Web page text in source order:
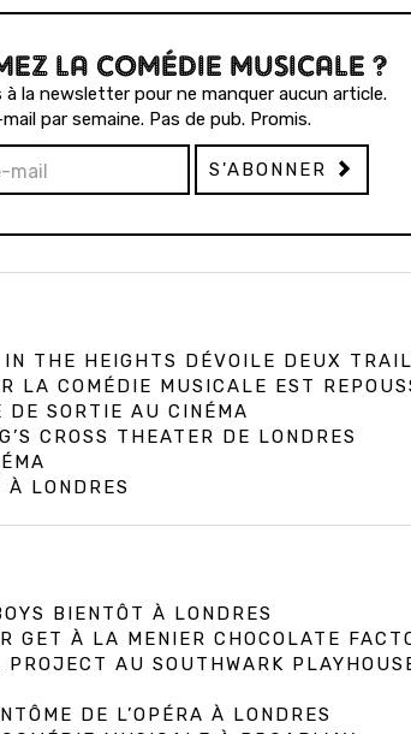
LA COMÉDIE MUSICALE ?
la newsletter pour ne manquer aucun article.
par semaine. Pas de pub. Promis.
S'ABONNER
THE HEIGHTS DÉVOILE DEUX
LA COMÉDIE MUSICALE EST
SORTIE AU CINÉMA
CROSS THEATER DE LONDRES
LONDRES
BIENTÔT À LONDRES
GET À LA MENIER CHOCOLATE
AU SOUTHWARK
DE L’OPÉRA À LONDRES